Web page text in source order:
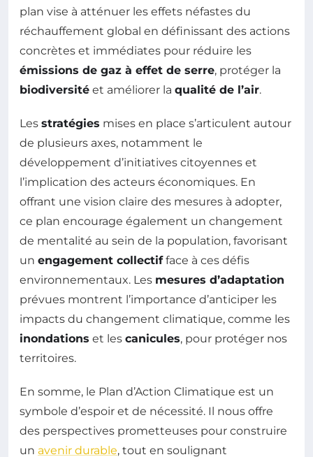
plan vise à atténuer les effets néfastes du
réchauffement global en définissant des actions
concrètes et immédiates pour réduire les
émissions de gaz à effet de serre, protéger la
biodiversité et améliorer la qualité de l’air.
Les stratégies mises en place s’articulent autour
de plusieurs axes, notamment le
développement d’initiatives citoyennes et
l’implication des acteurs économiques. En
offrant une vision claire des mesures à adopter,
ce plan encourage également un changement
de mentalité au sein de la population, favorisant
un engagement collectifface à ces défis
environnementaux. Les mesures d’adaptation
prévues montrent l’importance d’anticiper les
impacts du changement climatique, comme les
inondations et les canicules, pour protéger nos
territoires.
En somme, le Plan d’Action Climatique est un
symbole d’espoir et de nécessité. Il nous offre
des perspectives prometteuses pour construire
un avenir durable, tout en soulignant